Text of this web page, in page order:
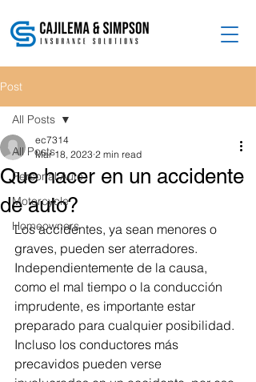
Post
All Posts
Personal Auto
Motorcycle
Homeowners
All Posts
Que hacer en un accidente
de auto?
ec7314
Mar 18, 2023 2 min read
Los accidentes, ya sean menores o
graves, pueden ser aterradores.
Independientemente de la causa,
como el mal tiempo o la conducción
imprudente, es importante estar
preparado para cualquier posibilidad.
Incluso los conductores más
precavidos pueden verse